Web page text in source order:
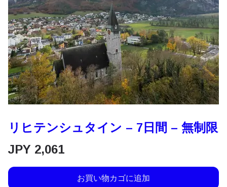
リヒテンシュタイン – 7日間 – 無制限
JPY 2,061
お買い物カゴに追加